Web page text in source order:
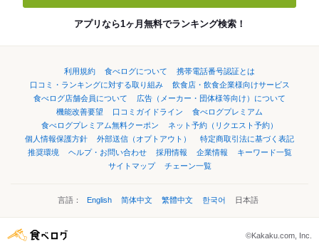
アプリなら1ヶ月無料でランキング検索！
利用規約 食べログについて
携帯電話番号認証とは
口コミ・ランキングに対する取り組み
飲食店・飲食企業様向けサービス
食べログ店舗会員について
広告（メーカー・団体様等向け）について
機能改善要望
口コミガイドライン
食べログプレミアム
食べログプレミアム無料クーポン
ネット予約（リクエスト予約）
個人情報保護方針
外部送信（オプトアウト）
特定商取引法に基づく表記
推奨環境
ヘルプ・お問い合わせ 採用情報 企業情報
キーワード一覧
サイトマップ
チェーン一覧
言語： English 简体中文 繁體中文 한국어 日本語
©Kakaku.com, Inc.